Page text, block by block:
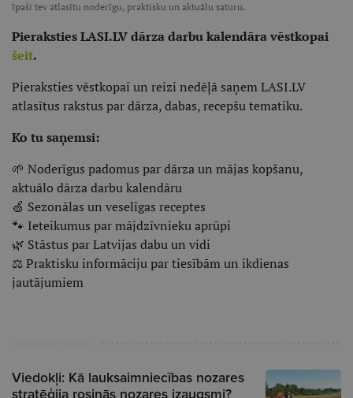
īpaši tev atlasītu noderīgu, praktisku un aktuālu saturu.
Pieraksties LASI.LV dārza darbu kalendāra vēstkopai
šeit.
Pieraksties vēstkopai un reizi nedēļā saņem LASI.LV
atlasītus rakstus par dārza, dabas, recepšu tematiku.
Ko tu saņemsi:
🌱 Noderīgus padomus par dārza un mājas kopšanu,
aktuālo dārza darbu kalendāru
🍏 Sezonālas un veselīgas receptes
🐾 Ieteikumus par mājdzīvnieku aprūpi
🌿 Stāstus par Latvijas dabu un vidi
⚖️ Praktisku informāciju par tiesībām un ikdienas
jautājumiem
Viedokļi: Kā lauksaimniecības nozares